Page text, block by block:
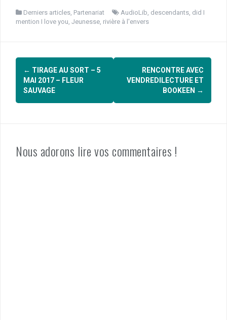
Derniers articles, Partenariat AudioLib, descendants, did I
mention I love you, Jeunesse, rivière à l'envers
Navigation
d'article
← TIRAGE AU SORT – 5
MAI 2017 – FLEUR
SAUVAGE
RENCONTRE AVEC
VENDREDILECTURE ET
BOOKEEN →
Nous adorons lire vos commentaires !